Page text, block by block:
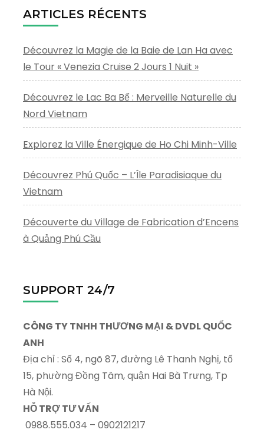
ARTICLES RÉCENTS
Découvrez la Magie de la Baie de Lan Ha avec
le Tour « Venezia Cruise 2 Jours 1 Nuit »
Découvrez le Lac Ba Bể : Merveille Naturelle du
Nord Vietnam
Explorez la Ville Énergique de Ho Chi Minh-Ville
Découvrez Phú Quốc – L’Île Paradisiaque du
Vietnam
Découverte du Village de Fabrication d’Encens
à Quảng Phú Cầu
SUPPORT 24/7
CÔNG TY TNHH THƯƠNG MẠI & DVDL QUỐC
ANH
Địa chỉ : Số 4, ngõ 87, đường Lê Thanh Nghị, tổ
15, phường Đồng Tâm, quận Hai Bà Trưng, Tp
Hà Nội.
HỖ TRỢ TƯ VẤN
0988.555.034 – 0902121217